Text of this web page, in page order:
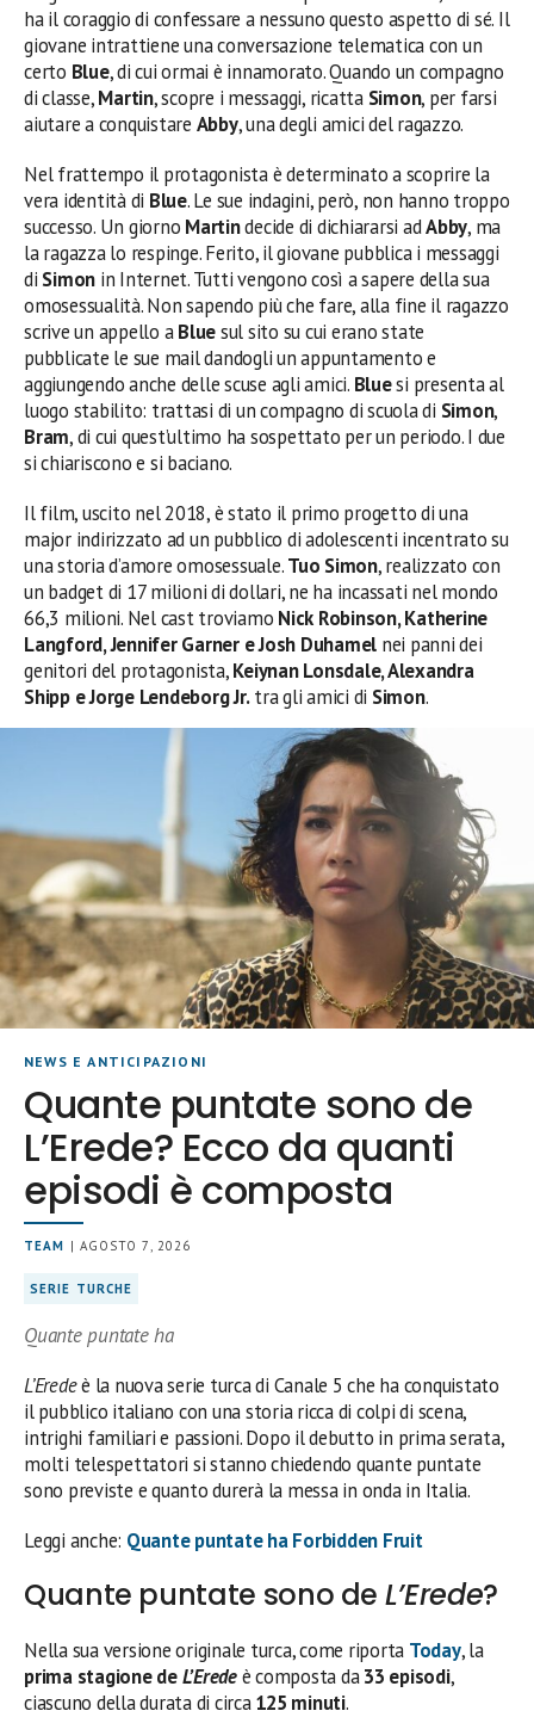
ha il coraggio di confessare a nessuno questo aspetto di sé. Il
giovane intrattiene una conversazione telematica con un
certo Blue, di cui ormai è innamorato. Quando un compagno
di classe,Martin, scopre i messaggi, ricatta Simon, per farsi
aiutare a conquistare Abby, una degli amici del ragazzo.
Nel frattempo il protagonista è determinato a scoprire la
vera identità di Blue. Le sue indagini, però, non hanno troppo
successo. Un giorno Martindecide di dichiararsi adAbby, ma
la ragazza lo respinge. Ferito, il giovane pubblica i messaggi
di Simon in Internet. Tutti vengono così a sapere della sua
omosessualità. Non sapendo più che fare, alla fine il ragazzo
scrive un appello aBluesul sito su cui erano state
pubblicate le sue mail dandogli un appuntamento e
aggiungendo anche delle scuse agli amici. Bluesi presenta al
luogo stabilito: trattasi di un compagno di scuola di Simon,
Bram, di cui quest’ultimo ha sospettato per un periodo. I due
si chiariscono e si baciano.
Il film, uscito nel 2018, è stato il primo progetto di una
major indirizzato ad un pubblico di adolescenti incentrato su
una storia d’amore omosessuale.Tuo Simon, realizzato con
un badget di 17 milioni di dollari, ne ha incassati nel mondo
66,3 milioni. Nel cast troviamo Nick Robinson, Katherine
Langford, Jennifer Garner e Josh Duhamel nei panni dei
genitori del protagonista,Keiynan Lonsdale, Alexandra
Shipp e Jorge Lendeborg Jr.tra gli amici di Simon.
NEWS E ANTICIPAZIONI
Quante puntate sono de
L’Erede? Ecco da quanti
episodi è composta
TEAM | AGOSTO 7, 2026
SERIE TURCHE
Quante puntate ha
L’Eredeè la nuova serie turca di Canale 5 che ha conquistato
il pubblico italiano con una storia ricca di colpi di scena,
intrighi familiari e passioni. Dopo il debutto in prima serata,
molti telespettatori si stanno chiedendo quante puntate
sono previste e quanto durerà la messa in onda in Italia.
Leggi anche: Quante puntate ha Forbidden Fruit
Quante puntate sono de L’Erede?
Nella sua versione originale turca, come riporta Today, la
prima stagione deL’Eredeè composta da33 episodi,
ciascuno della durata di circa125 minuti.